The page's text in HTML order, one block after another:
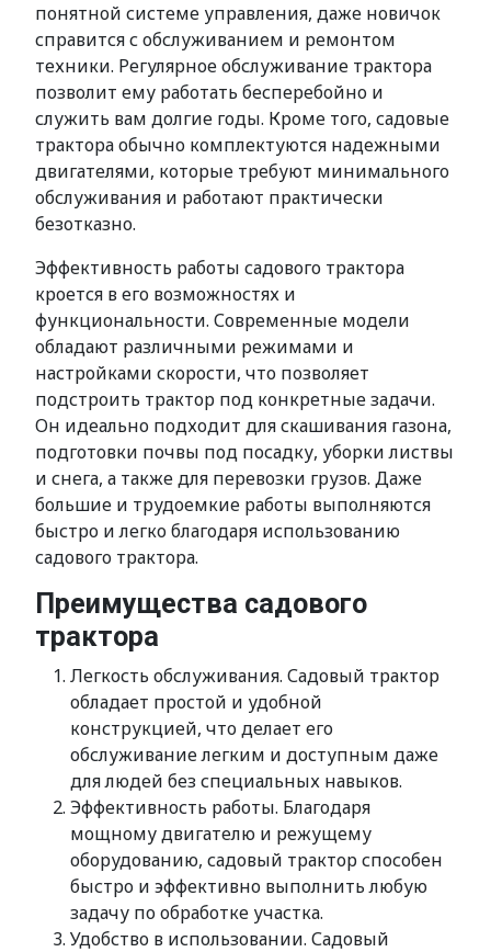
понятной системе управления, даже новичок
справится с обслуживанием и ремонтом
техники. Регулярное обслуживание трактора
позволит ему работать бесперебойно и
служить вам долгие годы. Кроме того, садовые
трактора обычно комплектуются надежными
двигателями, которые требуют минимального
обслуживания и работают практически
безотказно.
Эффективность работы садового трактора
кроется в его возможностях и
функциональности. Современные модели
обладают различными режимами и
настройками скорости, что позволяет
подстроить трактор под конкретные задачи.
Он идеально подходит для скашивания газона,
подготовки почвы под посадку, уборки листвы
и снега, а также для перевозки грузов. Даже
большие и трудоемкие работы выполняются
быстро и легко благодаря использованию
садового трактора.
Преимущества садового
трактора
Легкость обслуживания. Садовый трактор
обладает простой и удобной
конструкцией, что делает его
обслуживание легким и доступным даже
для людей без специальных навыков.
Эффективность работы. Благодаря
мощному двигателю и режущему
оборудованию, садовый трактор способен
быстро и эффективно выполнить любую
задачу по обработке участка.
Удобство в использовании. Садовый